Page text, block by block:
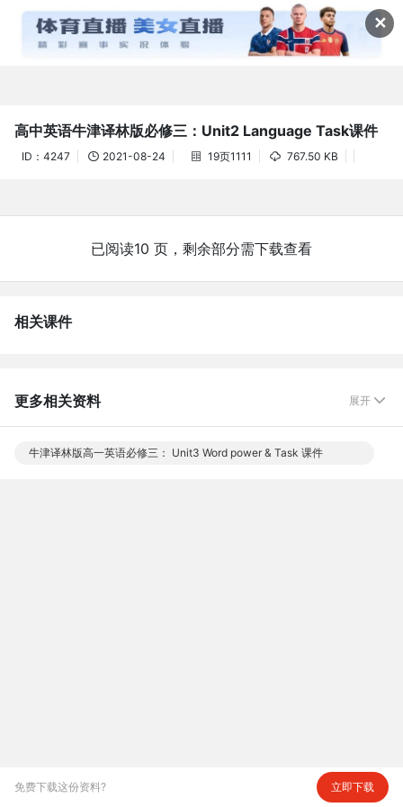
✕
资料详情(61教学网)  
高中英语牛津译林版必修三：Unit2 Language Task课件
ID：4247  2021-08-24  19页1111  767.50 KB
已阅读10 页，剩余部分需下载查看
相关课件
更多相关资料 展开 
牛津译林版高一英语必修三： Unit3 Word power & Task 课件
免费下载这份资料? 立即下载